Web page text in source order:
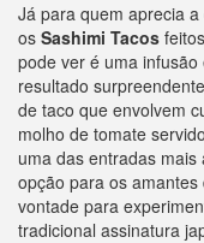
Já para quem aprecia
os Sashimi Tacos
pode ver é uma
resultado
de taco que envolvem
molho de tomate
uma das entradas
opção para os
vontade para
tradicional assinatura